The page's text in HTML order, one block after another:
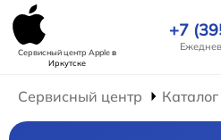
Сервисный центр Appleв
Иркутске
+7
Сервисный центр